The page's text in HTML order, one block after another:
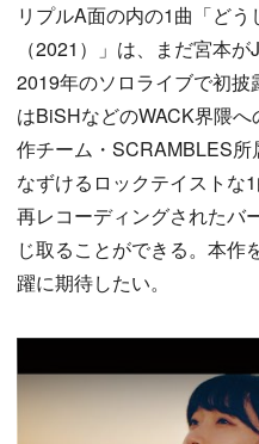
リプルA面の内の1曲「ど
（2021）」は、まだ宮本
2019年のソロライブで初
はBiSHなどのWACK界隈
作チーム・SCRAMBLES所
なずけるロックテイストな
再レコーディングされたバ
じ取ることができる。本作
躍に期待したい。